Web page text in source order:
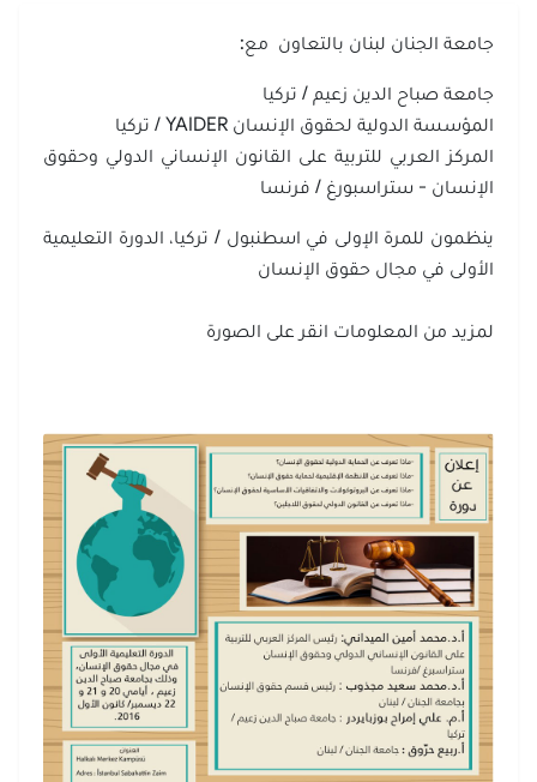
جامعة الجنان لبنان بالتعاون مع:
جامعة صباح الدين زعيم / تركيا
المؤسسة الدولية لحقوق الإنسان YAIDER / تركيا
المركز العربي للتربية على القانون الإنساني الدولي وحقوق
الإنسان - ستراسبورغ / فرنسا
ينظمون للمرة الإولى في اسطنبول / تركيا، الدورة التعليمية
الأولى في مجال حقوق الإنسان
لمزيد من المعلومات انقر على الصورة